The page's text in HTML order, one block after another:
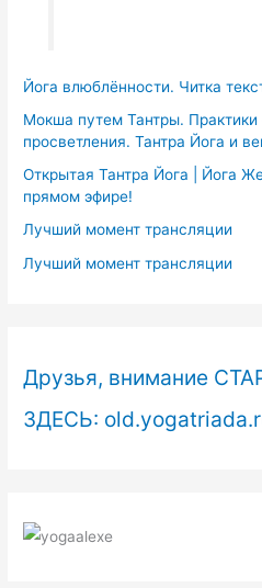
Йога влюблённости. Читка
Мокша путем Тантры. Практики
просветления. Тантра Йога и
Открытая Тантра Йога | Йога
прямом эфире!
Лучший момент трансляции
Лучший момент трансляции
Друзья, внимание
ЗДЕСЬ: